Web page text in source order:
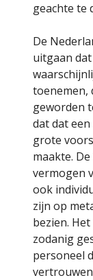
geachte te
De
uitgaan
toenemen,
geworden
dat dat
grote
maakte.
vermogen
ook
zijn op
bezien.
zodanig
personeel